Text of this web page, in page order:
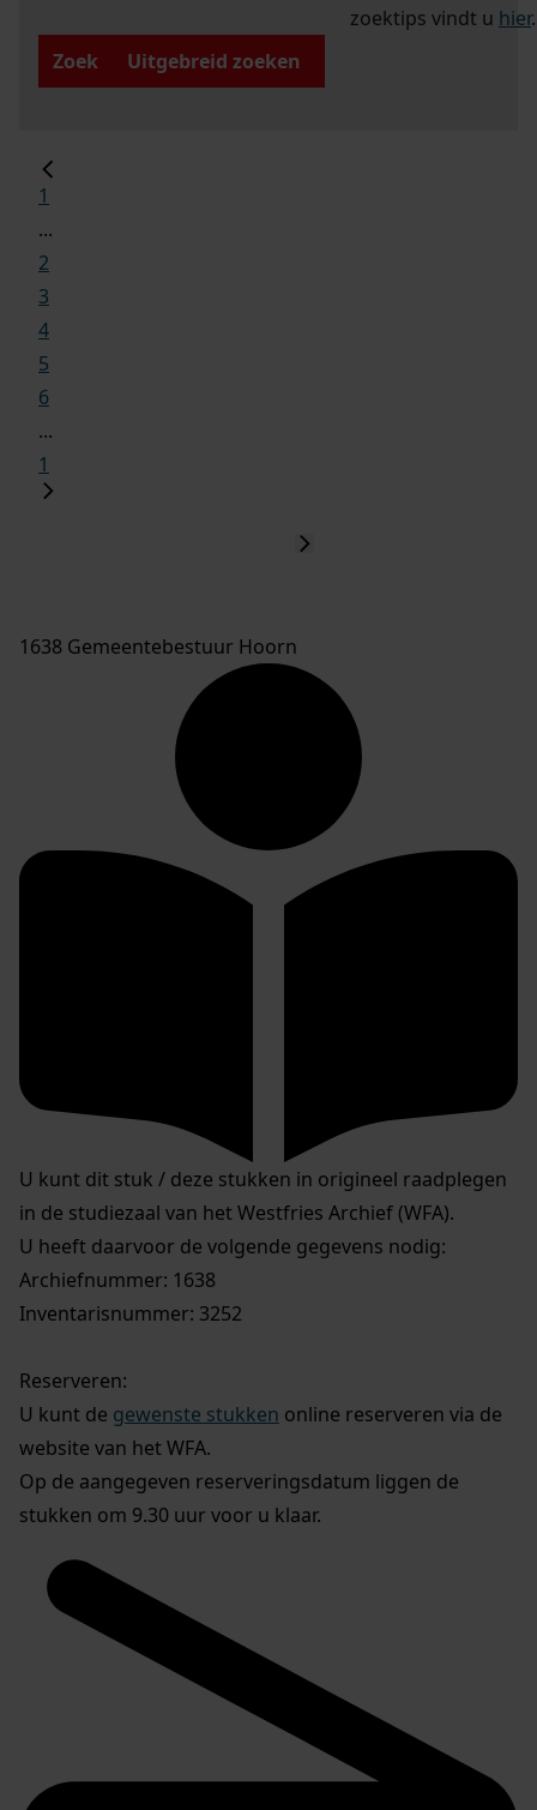
zoektips vindt u hier.
Zoek
Uitgebreid zoeken
1
...
2
3
4
5
6
...
1
1638 Gemeentebestuur Hoorn
U kunt dit stuk / deze stukken in origineel raadplegen
in de studiezaal van het Westfries Archief (WFA).
U heeft daarvoor de volgende gegevens nodig:
Archiefnummer: 1638
Inventarisnummer: 3252
Reserveren:
U kunt de gewenste stukken online reserveren via de
website van het WFA.
Op de aangegeven reserveringsdatum liggen de
stukken om 9.30 uur voor u klaar.